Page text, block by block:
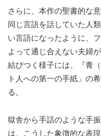
さらに、本作の聖書的な
同じ言語を話していた人
い言語になったように、
よって通じ合えない夫婦
結びつく様子には、『青
ト人への第一の手紙」の
る。
獄舎から手話のような手
は、こうした象徴的な表